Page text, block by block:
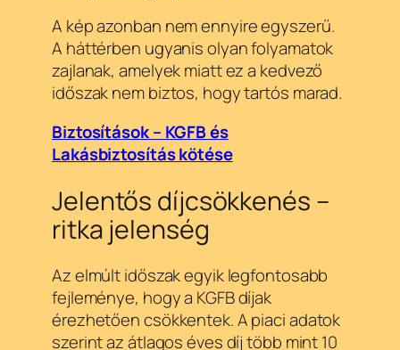
A kép azonban nem ennyire egyszerű.
A háttérben ugyanis olyan folyamatok
zajlanak, amelyek miatt ez a kedvező
időszak nem biztos, hogy tartós marad.
Biztosítások – KGFB és
Lakásbiztosítás kötése
Jelentős díjcsökkenés –
ritka jelenség
Az elmúlt időszak egyik legfontosabb
fejleménye, hogy a KGFB díjak
érezhetően csökkentek. A piaci adatok
szerint az átlagos éves díj több mint 10